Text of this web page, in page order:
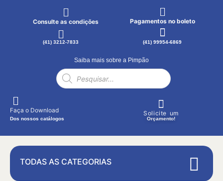
Consulte as condições Pagamentos no boleto
(41) 3212-7833 (41) 99954-6869
Saiba mais sobre a Pimpão
Faça o Download
Dos nossos catálogos
Solicite um
Orçamento!
TODAS AS CATEGORIAS